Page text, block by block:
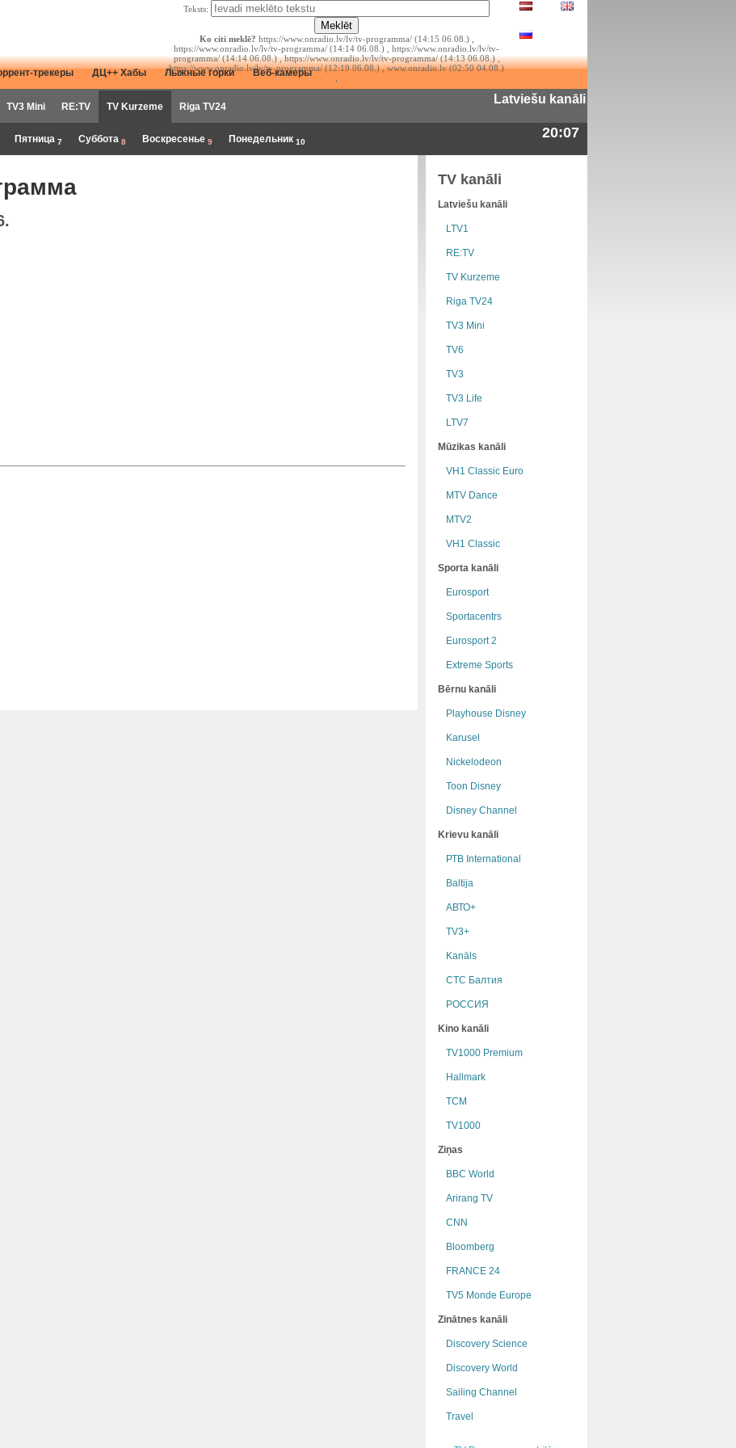
Teksts:
Ko citi meklē? https://www.onradio.lv/lv/tv-programma/ (14:15 06.08.) ,
https://www.onradio.lv/lv/tv-programma/ (14:14 06.08.) , https://www.onradio.lv/lv/tv-
programma/ (14:14 06.08.) , https://www.onradio.lv/lv/tv-programma/ (14:13 06.08.) ,
https://www.onradio.lv/lv/tv-programma/ (12:19 06.08.) , www.onradio.lv (02:50 04.08.)
трекеры ДЦ++ Хабы Лыжные горки Веб-камеры
TV3 Mini RE:TV TV Kurzeme Riga TV24
Latviešu kanāli
Пятница 7 Суббота 8 Воскресенье 9 Понедельник 10
20:07
TV kanāli
Latviešu kanāli
LTV1
RE:TV
TV Kurzeme
Riga TV24
TV3 Mini
TV6
TV3
TV3 Life
LTV7
Mūzikas kanāli
VH1 Classic Euro
MTV Dance
MTV2
VH1 Classic
Sporta kanāli
Eurosport
Sportacentrs
Eurosport 2
Extreme Sports
Bērnu kanāli
Playhouse Disney
Karusel
Nickelodeon
Toon Disney
Disney Channel
Krievu kanāli
РТB International
Baltija
АВТО+
TV3+
Kanāls
СТС Балтия
РОССИЯ
Kino kanāli
TV1000 Premium
Hallmark
TCM
TV1000
Ziņas
BBC World
Arirang TV
CNN
Bloomberg
FRANCE 24
TV5 Monde Europe
Zinātnes kanāli
Discovery Science
Discovery World
Sailing Channel
Travel